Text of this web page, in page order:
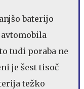
baterijo
tudi poraba ne
je šest tisoč
težko